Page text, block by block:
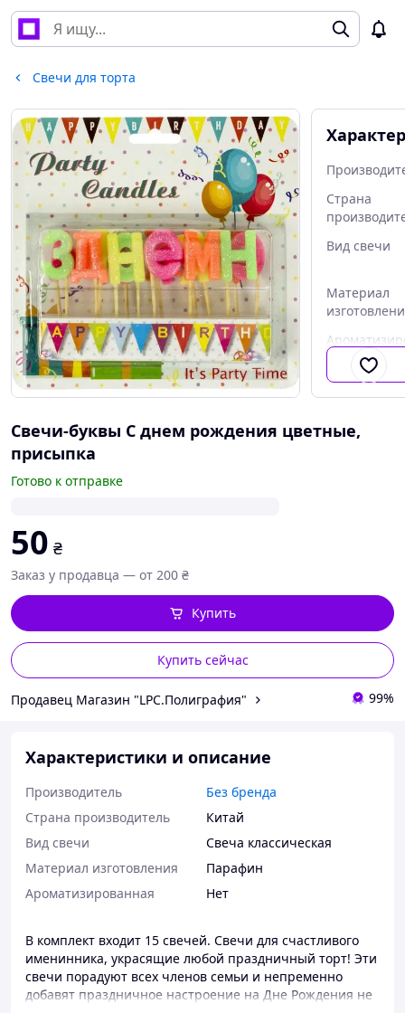
Свечи для торта
Страна
Вид свечи
Материал
я
Свечи-буквы С днем рождения цветные,
присыпка
Готово к отправке
50 ₴
Заказ у продавца — от 200 ₴
Купить сейчас
Купить
Продавец Магазин "LPC.Полиграфия" 99%
Характеристики и описание
Производитель
Без бренда
Страна производитель
Китай
Вид свечи
Свеча классическая
Материал изготовления
Парафин
Ароматизированная
Нет
В комплект входит 15 свечей. Свечи для счастливого
именинника, украсящие любой праздничный торт! Эти
свечи порадуют всех членов семьи и непременно
добавят праздничное настроение на Дне Рождения не